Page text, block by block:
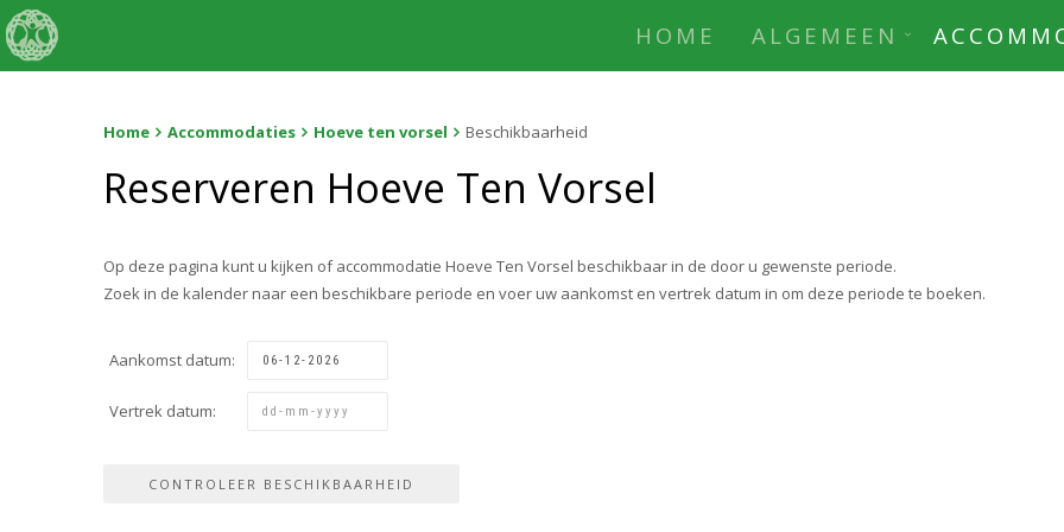
HOME ALGEMEEN
Home Accommodaties Hoeve ten vorsel Beschikbaarheid
Reserveren Hoeve Ten Vorsel
Op deze pagina kunt u kijken of accommodatie Hoeve Ten Vorsel beschikbaar in de door u gewenste periode.
Zoek in de kalender naar een beschikbare periode en voer uw aankomst en vertrek datum in om deze periode te boeken.
Aankomst datum:
Vertrek datum: